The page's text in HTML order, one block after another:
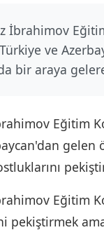
İbrahimov
ve
bir araya
Eğitim
Eğitim
pekiştirmek